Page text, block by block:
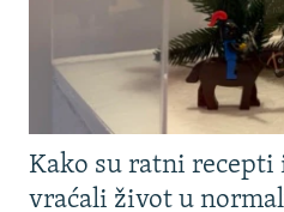
Kako su ratni
vraćali život u